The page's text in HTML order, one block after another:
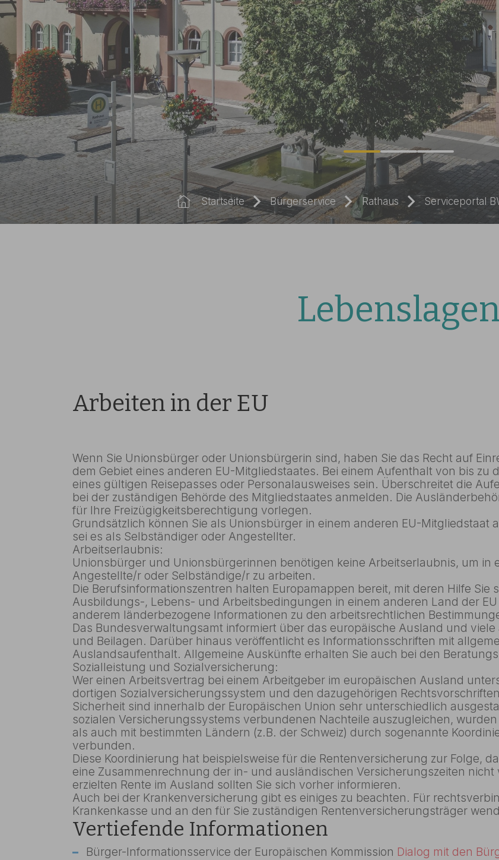
Sie sind hier:
Startseite Bürgerservice Rathaus Serviceportal
Arbeiten in der EU
Wenn Sie Unionsbürger oder Unionsbürgerin sind, haben Sie das Recht auf
dem Gebiet eines anderen EU-Mitgliedstaates. Bei einem Aufenthalt von bis zu
eines gültigen Reisepasses oder Personalausweises sein. Überschreitet die
bei der zuständigen Behörde des Mitgliedstaates anmelden. Die
für Ihre Freizügigkeitsberechtigung vorlegen.
Grundsätzlich können Sie als Unionsbürger in einem anderen EU-Mitgliedstaat
sei es als Selbständiger oder Angestellter.
Arbeitserlaubnis:
Unionsbürger und Unionsbürgerinnen benötigen keine Arbeitserlaubnis, um in
Angestellte/r oder Selbständige/r zu arbeiten.
Die Berufsinformationszentren halten Europamappen bereit, mit deren Hilfe Sie
Ausbildungs-, Lebens- und Arbeitsbedingungen in einem anderen Land der
anderem länderbezogene Informationen zu den arbeitsrechtlichen
Das Bundesverwaltungsamt informiert über das europäische Ausland und
und Beilagen. Darüber hinaus veröffentlicht es Informationsschriften mit
Auslandsaufenthalt. Allgemeine Auskünfte erhalten Sie auch bei den
Sozialleistung und Sozialversicherung:
Wer einen Arbeitsvertrag bei einem Arbeitgeber im europäischen Ausland
dortigen Sozialversicherungssystem und den dazugehörigen
Sicherheit sind innerhalb der Europäischen Union sehr unterschiedlich
sozialen Versicherungssystems verbundenen Nachteile auszugleichen,
als auch mit bestimmten Ländern (z.B. der Schweiz) durch sogenannte
verbunden.
Diese Koordinierung hat beispielsweise für die Rentenversicherung zur Folge,
eine Zusammenrechnung der in- und ausländischen Versicherungszeiten
erzielten Rente im Ausland sollten Sie sich vorher informieren.
Auch bei der Krankenversicherung gibt es einiges zu beachten. Für
Krankenkasse und an den für Sie zuständigen Rentenversicherungsträger
Vertiefende Informationen
Bürger-Informationsservice der Europäischen Kommission Dialog mit den